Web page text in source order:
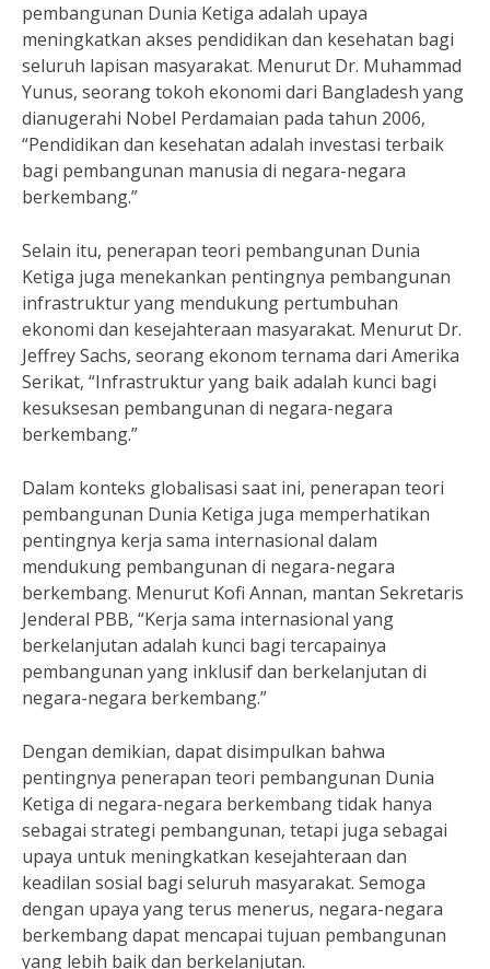
pembangunan Dunia Ketiga adalah upaya
meningkatkan akses pendidikan dan kesehatan bagi
seluruh lapisan masyarakat. Menurut Dr. Muhammad
Yunus, seorang tokoh ekonomi dari Bangladesh yang
dianugerahi Nobel Perdamaian pada tahun 2006,
“Pendidikan dan kesehatan adalah investasi terbaik
bagi pembangunan manusia di negara-negara
berkembang.”
Selain itu, penerapan teori pembangunan Dunia
Ketiga juga menekankan pentingnya pembangunan
infrastruktur yang mendukung pertumbuhan
ekonomi dan kesejahteraan masyarakat. Menurut Dr.
Jeffrey Sachs, seorang ekonom ternama dari Amerika
Serikat, “Infrastruktur yang baik adalah kunci bagi
kesuksesan pembangunan di negara-negara
berkembang.”
Dalam konteks globalisasi saat ini, penerapan teori
pembangunan Dunia Ketiga juga memperhatikan
pentingnya kerja sama internasional dalam
mendukung pembangunan di negara-negara
berkembang. Menurut Kofi Annan, mantan Sekretaris
Jenderal PBB, “Kerja sama internasional yang
berkelanjutan adalah kunci bagi tercapainya
pembangunan yang inklusif dan berkelanjutan di
negara-negara berkembang.”
Dengan demikian, dapat disimpulkan bahwa
pentingnya penerapan teori pembangunan Dunia
Ketiga di negara-negara berkembang tidak hanya
sebagai strategi pembangunan, tetapi juga sebagai
upaya untuk meningkatkan kesejahteraan dan
keadilan sosial bagi seluruh masyarakat. Semoga
dengan upaya yang terus menerus, negara-negara
berkembang dapat mencapai tujuan pembangunan
yang lebih baik dan berkelanjutan.